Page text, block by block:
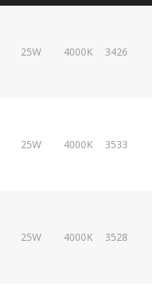
25W 4000K 3426
25W 4000K 3533
25W 4000K 3528